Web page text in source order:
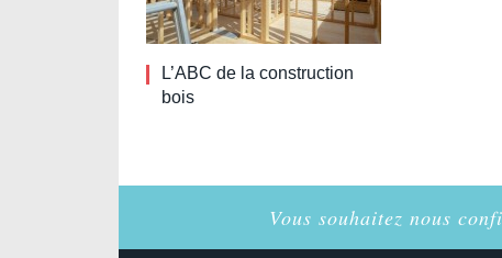
L’ABC de la construction
bois
Vous souhaitez nous